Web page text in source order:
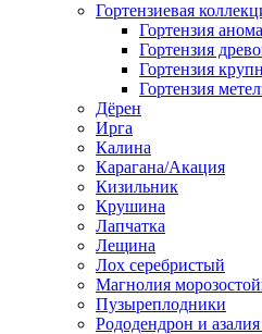
Гортензиевая
Гортензия
Гортензия
Гортензия
Гортензия
Дёрен
Ирга
Калина
Карагана/Акация
Кизильник
Крушина
Лапчатка
Лещина
Лох серебристый
Магнолия
Пузыреплодники
Рододендрон и